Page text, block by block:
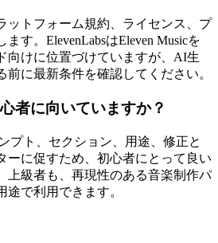
ットフォーム規約、ライセンス、プ
す。ElevenLabsはEleven Musicを
向けに位置づけていますが、AI生
前に最新条件を確認してください。
者に向いていますか？
プト、セクション、用途、修正と
ーに促すため、初心者にとって良い
上級者も、再現性のある音楽制作パ
で利用できます。